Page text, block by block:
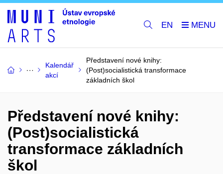
EN
Kalendář
akcí
Představení nové knihy:
(Post)socialistická transformace
základních škol
Představení nové knihy:
(Post)socialistická
transformace základních
škol